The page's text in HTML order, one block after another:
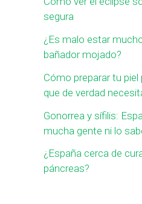
p
r
segura
¿Es malo estar
bañador mojado?
Cómo preparar tu piel
que de verdad
Gonorrea y sífilis:
mucha gente ni lo
¿España cerca de
páncreas?